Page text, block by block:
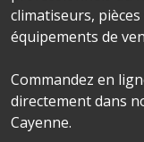
climatiseurs,
équipements de
Commandez en
directement dans
Cayenne.